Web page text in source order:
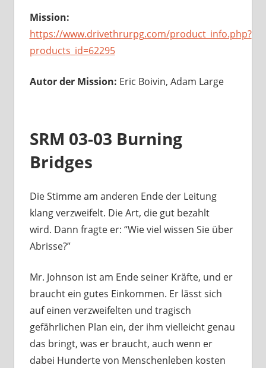
Mission:
https://www.drivethrurpg.com/product_info.php?
products_id=62295
Autor der Mission: Eric Boivin, Adam Large
SRM 03-03 Burning
Bridges
Die Stimme am anderen Ende der Leitung
klang verzweifelt. Die Art, die gut bezahlt
wird. Dann fragte er: “Wie viel wissen Sie über
Abrisse?”
Mr. Johnson ist am Ende seiner Kräfte, und er
braucht ein gutes Einkommen. Er lässt sich
auf einen verzweifelten und tragisch
gefährlichen Plan ein, der ihm vielleicht genau
das bringt, was er braucht, auch wenn er
dabei Hunderte von Menschenleben kosten